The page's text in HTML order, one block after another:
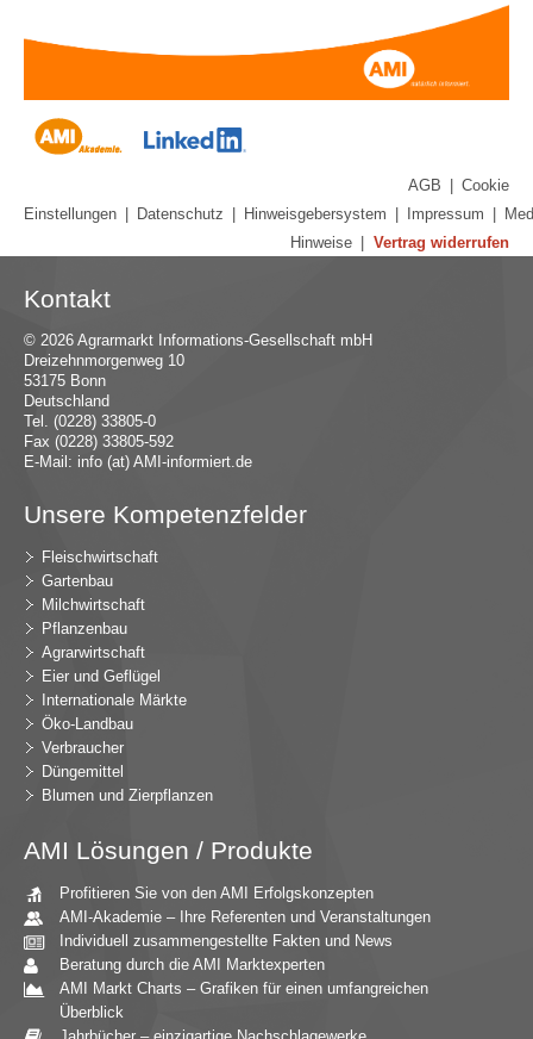
AGB
Cookie
Einstellungen
Datenschutz Hinweisgebersystem Impressum
Hinweise
Vertrag widerrufen
Kontakt
© 2026 Agrarmarkt Informations-Gesellschaft mbH
Dreizehnmorgenweg 10
53175 Bonn
Deutschland
Tel. (0228) 33805-0
Fax (0228) 33805-592
E-Mail: info (at) AMI-informiert.de
Unsere Kompetenzfelder
Fleischwirtschaft
Gartenbau
Milchwirtschaft
Pflanzenbau
Agrarwirtschaft
Eier und Geflügel
Internationale Märkte
Öko-Landbau
Verbraucher
Düngemittel
Blumen und Zierpflanzen
AMI Lösungen / Produkte
Profitieren Sie von den AMI Erfolgskonzepten
AMI-Akademie – Ihre Referenten und Veranstaltungen
Individuell zusammengestellte Fakten und News
Beratung durch die AMI Marktexperten
AMI Markt Charts – Grafiken für einen umfangreichen
Überblick